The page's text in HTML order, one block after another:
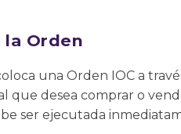
la Orden
una Orden IOC a
que desea comprar o
ser ejecutada